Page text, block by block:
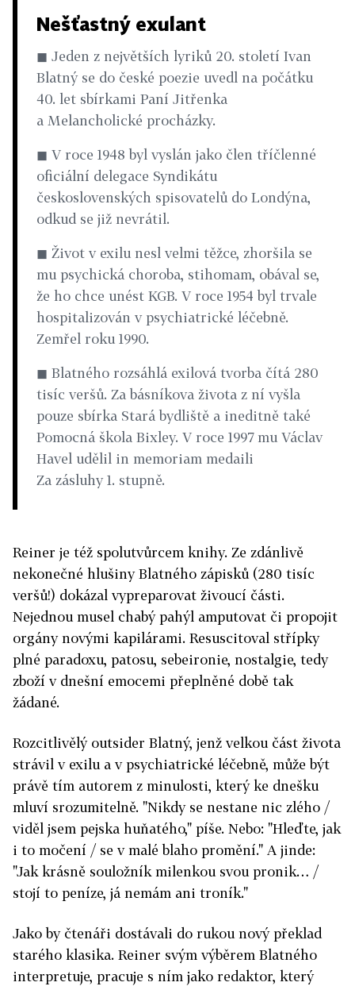
Nešťastný exulant
◼ Jeden z největších lyriků 20. století Ivan
Blatný se do české poezie uvedl na počátku
40. let sbírkami Paní Jitřenka
a Melancholické procházky.
◼ V roce 1948 byl vyslán jako člen tříčlenné
oficiální delegace Syndikátu
československých spisovatelů do Londýna,
odkud se již nevrátil.
◼ Život v exilu nesl velmi těžce, zhoršila se
mu psychická choroba, stihomam, obával se,
že ho chce unést KGB. V roce 1954 byl trvale
hospitalizován v psychiatrické léčebně.
Zemřel roku 1990.
◼ Blatného rozsáhlá exilová tvorba čítá 280
tisíc veršů. Za básníkova života z ní vyšla
pouze sbírka Stará bydliště a ineditně také
Pomocná škola Bixley. V roce 1997 mu Václav
Havel udělil in memoriam medaili
Za zásluhy 1. stupně.
Reiner je též spolutvůrcem knihy. Ze zdánlivě
nekonečné hlušiny Blatného zápisků (280 tisíc
veršů!) dokázal vypreparovat živoucí části.
Nejednou musel chabý pahýl amputovat či propojit
orgány novými kapilárami. Resuscitoval střípky
plné paradoxu, patosu, sebeironie, nostalgie, tedy
zboží v dnešní emocemi přeplněné době tak
žádané.
Rozcitlivělý outsider Blatný, jenž velkou část života
strávil v exilu a v psychiatrické léčebně, může být
právě tím autorem z minulosti, který ke dnešku
mluví srozumitelně. "Nikdy se nestane nic zlého /
viděl jsem pejska huňatého," píše. Nebo: "Hleďte, jak
i to močení / se v malé blaho promění." A jinde:
"Jak krásně souložník milenkou svou pronik… /
stojí to peníze, já nemám ani troník."
Jako by čtenáři dostávali do rukou nový překlad
starého klasika. Reiner svým výběrem Blatného
interpretuje, pracuje s ním jako redaktor, který